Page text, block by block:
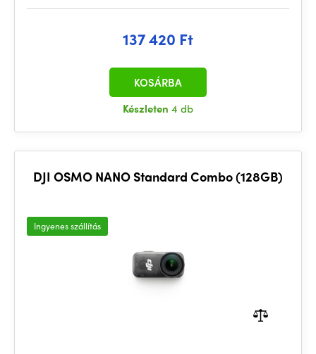
137 420 Ft
Készleten 4 db
KOSÁRBA
DJI OSMO NANO Standard Combo (128GB)
Ingyenes szállítás